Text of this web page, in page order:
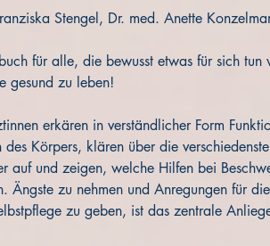
Stengel, Dr. med. Anette
für alle, die bewusst etwas für sich
gesund zu leben!
erkären in verständlicher Form
des Körpers, klären über die
auf und zeigen, welche Hilfen bei
Ängste zu nehmen und Anregungen für
zu geben, ist das zentrale